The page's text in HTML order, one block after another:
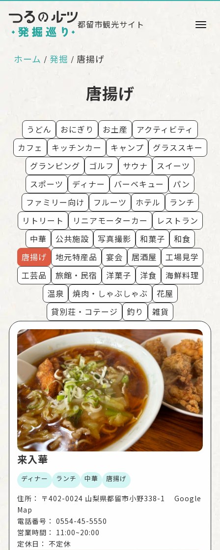
都留市観光サイト
ホーム 発掘 / 唐揚げ
唐揚げ
うどん おにぎり お土産
アクティビティ
カフェ
キッチンカー キャンプ
グラススキー
グランピング
ゴルフ サウナ
スイーツ
スポーツ
ディナー バーベキュー
パン
ファミリー向け
フルーツ ホテル
ランチ
リトリート
リニアモーターカー
レストラン
中華
公共施設 写真撮影 和菓子
和食
唐揚げ
地元特産品 宴会 居酒屋
工場見学
工芸品
旅館・民宿 洋菓子 洋食
海鮮料理
温泉
焼肉・しゃぶしゃぶ
花屋
貸別荘・コテージ
釣り 雑貨
来入華
ディナー ランチ 中華 唐揚げ
住所：
〒402-0024 山梨県都留市小野338-1 Google
Map
電話番号： 0554-45-5550
営業時間： 11:00~20:00
定休日： 不定休